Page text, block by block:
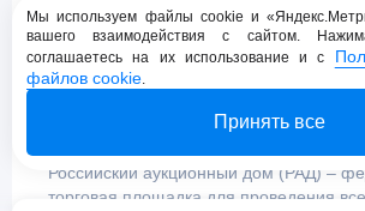
support@lot-online.ru
Техническая
Российский аукционный дом (РАД) –
торговая площадка для проведения
Мы используем файлы cookie и
вашего взаимодействия с сайтом.
соглашаетесь на их использование и с
файлов cookie.
Принять все